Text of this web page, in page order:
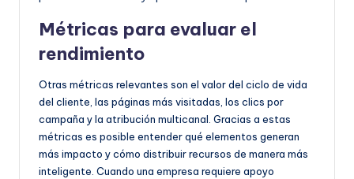
Métricas para evaluar el
rendimiento
Otras métricas relevantes son el valor del ciclo de vida
del cliente, las páginas más visitadas, los clics por
campaña y la atribución multicanal. Gracias a estas
métricas es posible entender qué elementos generan
más impacto y cómo distribuir recursos de manera más
inteligente. Cuando una empresa requiere apoyo